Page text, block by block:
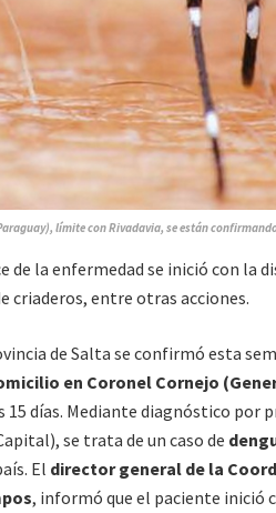
límite con Rivadavia, se están
de la enfermedad se inició con la
criaderos, entre otras acciones.
de Salta se confirmó esta
en Coronel Cornejo
días. Mediante diagnóstico por
se trata de un caso de
El director general de la
, informó que el paciente inició